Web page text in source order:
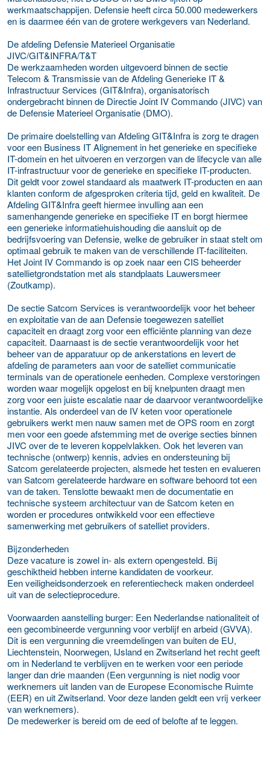
werkmaatschappijen. Defensie heeft circa 50.000 medewerkers
en is daarmee één van de grotere werkgevers van Nederland.
De afdeling Defensie Materieel Organisatie
JIVC/GIT&INFRA/T&T
De werkzaamheden worden uitgevoerd binnen de sectie
Telecom & Transmissie van de Afdeling Generieke IT &
Infrastructuur Services (GIT&Infra), organisatorisch
ondergebracht binnen de Directie Joint IV Commando (JIVC) van
de Defensie Materieel Organisatie (DMO).
De primaire doelstelling van Afdeling GIT&Infra is zorg te dragen
voor een Business IT Alignement in het generieke en specifieke
IT-domein en het uitvoeren en verzorgen van de lifecycle van alle
IT-infrastructuur voor de generieke en specifieke IT-producten.
Dit geldt voor zowel standaard als maatwerk IT-producten en aan
klanten conform de afgesproken criteria tijd, geld en kwaliteit. De
Afdeling GIT&Infra geeft hiermee invulling aan een
samenhangende generieke en specifieke IT en borgt hiermee
een generieke informatiehuishouding die aansluit op de
bedrijfsvoering van Defensie, welke de gebruiker in staat stelt om
optimaal gebruik te maken van de verschillende IT-faciliteiten.
Het Joint IV Commando is op zoek naar een CIS beheerder
satellietgrondstation met als standplaats Lauwersmeer
(Zoutkamp).
De sectie Satcom Services is verantwoordelijk voor het beheer
en exploitatie van de aan Defensie toegewezen satelliet
capaciteit en draagt zorg voor een efficiënte planning van deze
capaciteit. Daarnaast is de sectie verantwoordelijk voor het
beheer van de apparatuur op de ankerstations en levert de
afdeling de parameters aan voor de satelliet communicatie
terminals van de operationele eenheden. Complexe verstoringen
worden waar mogelijk opgelost en bij knelpunten draagt men
zorg voor een juiste escalatie naar de daarvoor verantwoordelijke
instantie. Als onderdeel van de IV keten voor operationele
gebruikers werkt men nauw samen met de OPS room en zorgt
men voor een goede afstemming met de overige secties binnen
JIVC over de te leveren koppelvlakken. Ook het leveren van
technische (ontwerp) kennis, advies en ondersteuning bij
Satcom gerelateerde projecten, alsmede het testen en evalueren
van Satcom gerelateerde hardware en software behoord tot een
van de taken. Tenslotte bewaakt men de documentatie en
technische systeem architectuur van de Satcom keten en
worden er procedures ontwikkeld voor een effectieve
samenwerking met gebruikers of satelliet providers.
Bijzonderheden
Deze vacature is zowel in- als extern opengesteld. Bij
geschiktheid hebben interne kandidaten de voorkeur.
Een veiligheidsonderzoek en referentiecheck maken onderdeel
uit van de selectieprocedure.
Voorwaarden aanstelling burger: Een Nederlandse nationaliteit of
een gecombineerde vergunning voor verblijf en arbeid (GVVA).
Dit is een vergunning die vreemdelingen van buiten de EU,
Liechtenstein, Noorwegen, IJsland en Zwitserland het recht geeft
om in Nederland te verblijven en te werken voor een periode
langer dan drie maanden (Een vergunning is niet nodig voor
werknemers uit landen van de Europese Economische Ruimte
(EER) en uit Zwitserland. Voor deze landen geldt een vrij verkeer
van werknemers).
De medewerker is bereid om de eed of belofte af te leggen.